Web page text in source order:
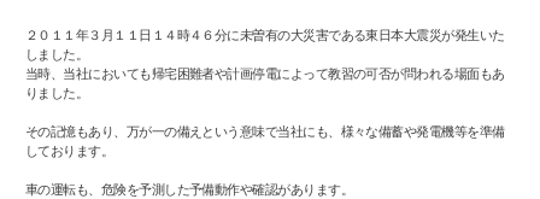
２０１１年３月１１日１４時４６分に未曽有の大災害である東日本大震災が発生いた
しました。
当時、当社においても帰宅困難者や計画停電によって教習の可否が問われる場面もあ
りました。
その記憶もあり、万が一の備えという意味で当社にも、様々な備蓄や発電機等を準備
しております。
車の運転も、危険を予測した予備動作や確認があります。